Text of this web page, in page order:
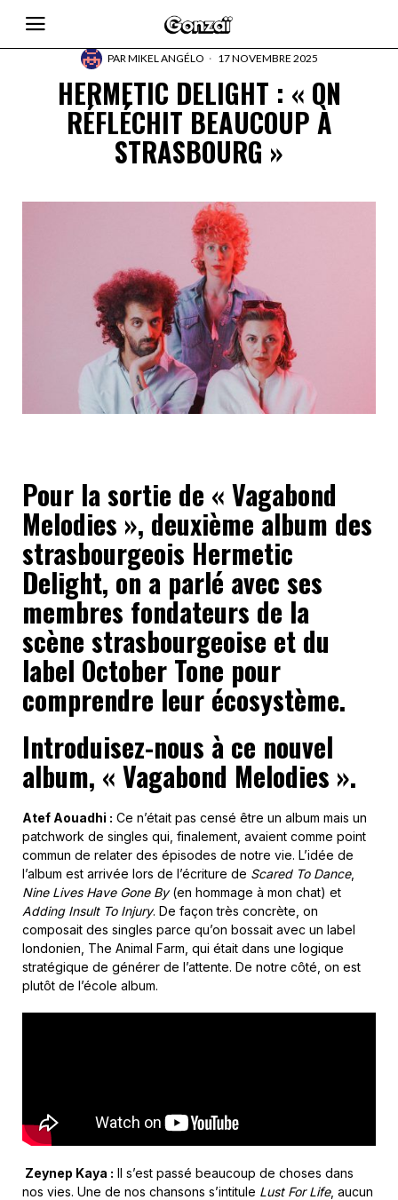
PARMIKEL ANGÉLO 17 NOVEMBRE 2025
HERMETIC DELIGHT : « ON
RÉFLÉCHIT BEAUCOUP À
STRASBOURG »
Pour la sortie de « Vagabond
Melodies », deuxième album des
strasbourgeois Hermetic
Delight, on a parlé avec ses
membres fondateurs de la
scène strasbourgeoise et du
label October Tone pour
comprendre leur écosystème.
Introduisez-nous à ce nouvel
album, « Vagabond Melodies ».
Atef Aouadhi : Ce n’était pas censé être un album mais un
patchwork de singles qui, finalement, avaient comme point
commun de relater des épisodes de notre vie. L’idée de
l’album est arrivée lors de l’écriture de Scared To Dance,
Nine Lives Have Gone By(en hommage à mon chat) et
Adding Insult To Injury. De façon très concrète, on
composait des singles parce qu’on bossait avec un label
londonien, The Animal Farm, qui était dans une logique
stratégique de générer de l’attente. De notre côté, on est
plutôt de l’école album.
Zeynep Kaya : Il s’est passé beaucoup de choses dans
nos vies. Une de nos chansons s’intitule Lust For Life, aucun